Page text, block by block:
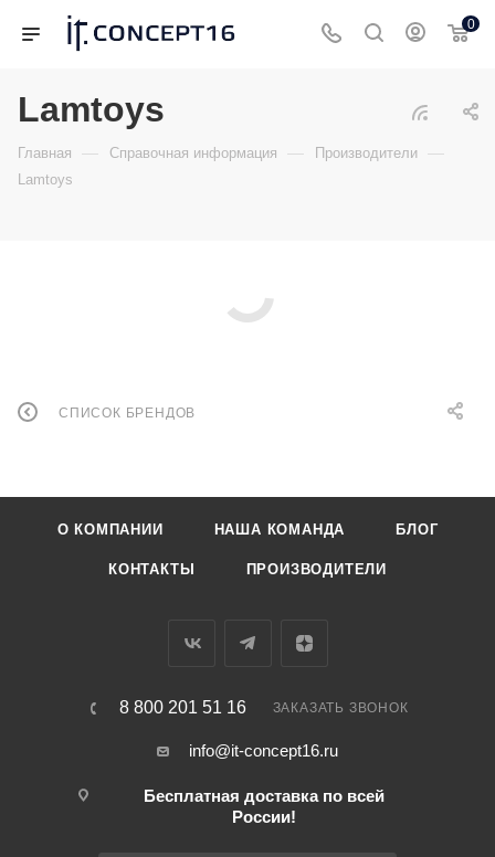
0
Lamtoys
Главная — Справочная информация — Производители —
Lamtoys
СПИСОК БРЕНДОВ
О КОМПАНИИ НАША КОМАНДА БЛОГ
КОНТАКТЫ ПРОИЗВОДИТЕЛИ
8 800 201 51 16 ЗАКАЗАТЬ ЗВОНОК
info@it-concept16.ru
Бесплатная доставка по всей
России!